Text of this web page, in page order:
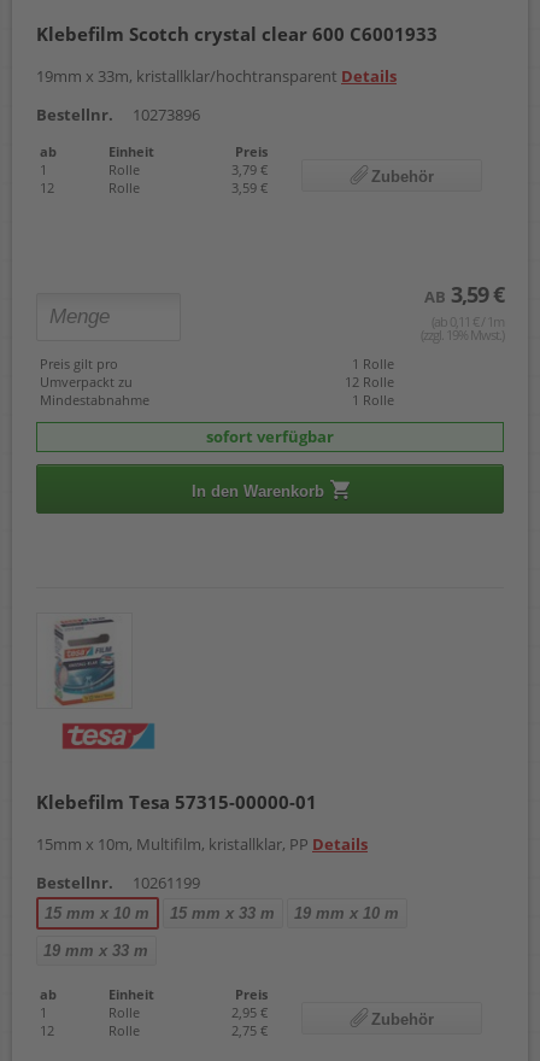
Klebefilm Scotch crystal clear 600 C6001933
19mm x 33m, kristallklar/hochtransparent Details
Bestellnr.
10273896
ab Einheit
Preis
1
Rolle
3,79 €
12
Rolle 3,59 €
Zubehör
AB 3,59 €
(ab 0,11 € / 1m
(zzgl. 19% Mwst.)
Preis gilt pro
1 Rolle
Umverpackt zu
12 Rolle
Mindestabnahme
1 Rolle
sofort verfügbar
In den Warenkorb
Klebefilm Tesa 57315-00000-01
15mm x 10m, Multifilm, kristallklar, PP Details
Bestellnr.
10261199
15 mm x 10 m 15 mm x 33 m 19 mm x 10 m
19 mm x 33 m
ab Einheit
Preis
1
Rolle
2,95 €
12
Rolle 2,75 €
Zubehör